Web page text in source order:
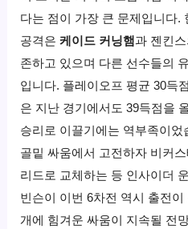
다는 점이 가장 큰 문제입니다.
공격은케이드 커닝햄과 젠킨
존하고 있으며 다른 선수들의
입니다. 플레이오프 평균 30득
은 지난 경기에서도 39득점을
승리로 이끌기에는 역부족이었
골밑 싸움에서 고전하자 비커
리드로 교체하는 등 인사이더
빈슨이 이번 6차전 역시 출전
개에 힘겨운 싸움이 지속될 전